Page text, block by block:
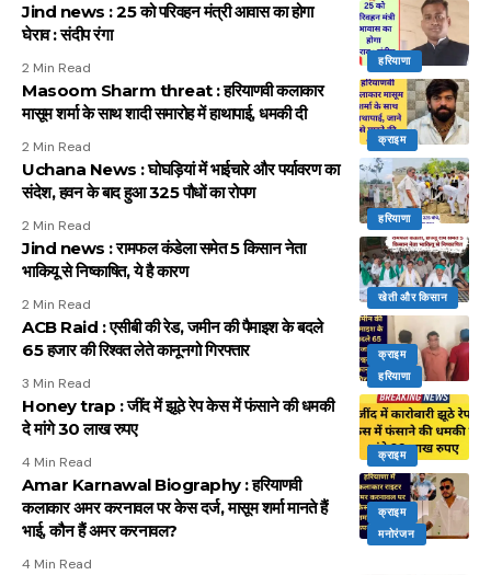
हरियाणा
Jind news : 25 को परिवहन मंत्री आवास का होगा
घेराव : संदीप रंगा
2 Min Read
क्राइम
Masoom Sharm threat : हरियाणवी कलाकार
मासूम शर्मा के साथ शादी समारोह में हाथापाई, धमकी दी
2 Min Read
हरियाणा
Uchana News : घोघड़ियां में भाईचारे और पर्यावरण का
संदेश, हवन के बाद हुआ 325 पौधों का रोपण
2 Min Read
खेती और किसान
Jind news : रामफल कंडेला समेत 5 किसान नेता
भाकियू से निष्काषित, ये है कारण
2 Min Read
क्राइम
हरियाणा
ACB Raid : एसीबी की रेड, जमीन की पैमाइश के बदले
65 हजार की रिश्वत लेते कानूनगो गिरफ्तार
3 Min Read
क्राइम
Honey trap : जींद में झूठे रेप केस में फंसाने की धमकी
दे मांगे 30 लाख रुपए
4 Min Read
क्राइम
मनोरंजन
Amar Karnawal Biography : हरियाणवी
कलाकार अमर करनावल पर केस दर्ज, मासूम शर्मा मानते हैं
भाई, कौन हैं अमर करनावल?
4 Min Read